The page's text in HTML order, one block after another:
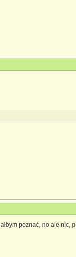
poznać, no ale nic,